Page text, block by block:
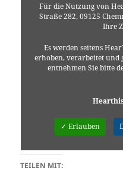
Für die Nutzung von
Straße 282, 09125
Ihre
Es werden seitens
erhoben, verarbeitet und
entnehmen Sie bitte
✓ Erlauben
TEILEN MIT: